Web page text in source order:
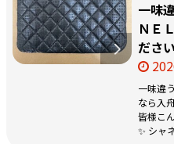
一味
ＮＥ
ださ
一味違
なら入
皆様こ
✨ シャ